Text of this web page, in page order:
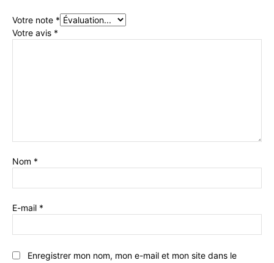
Votre note *
Votre avis *
Nom *
E-mail *
Enregistrer mon nom, mon e-mail et mon site dans le